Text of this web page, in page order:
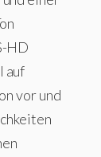
HD
auf
vor und